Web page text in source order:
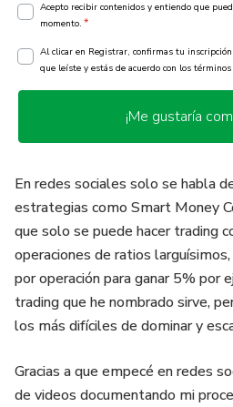
Acepto recibir contenidos y entiendo que
momento. *
Al clicar en Registrar, confirmas tu
que leíste y estás de acuerdo con los términos
¡Me gustaría
En redes sociales solo se habla
estrategias como Smart Money
que solo se puede hacer trading
operaciones de ratios
por operación para ganar 5% por
trading que he nombrado sirve,
los más difíciles de dominar y
Gracias a que empecé en redes
de videos documentando mi